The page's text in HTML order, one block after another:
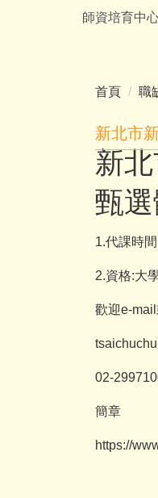
師資培育中
首頁 職
新北市
新
甄
1.代課時
2.資格:大
歡迎e-
02-
簡章
https://